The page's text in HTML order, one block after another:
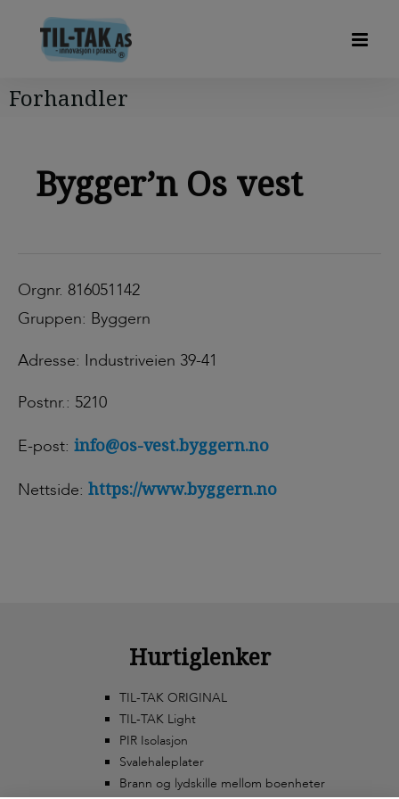
Forhandler
Bygger’n Os vest
Orgnr. 816051142
Gruppen: Byggern
Adresse: Industriveien 39-41
Postnr.: 5210
E-post: info@os-vest.byggern.no
Nettside: https://www.byggern.no
Hurtiglenker
TIL-TAK ORIGINAL
TIL-TAK Light
PIR Isolasjon
Svalehaleplater
Brann og lydskille mellom boenheter